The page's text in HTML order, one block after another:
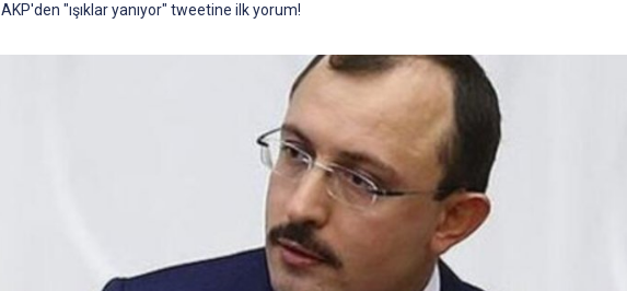
AKP'den "ışıklar yanıyor" tweetine ilk yorum!